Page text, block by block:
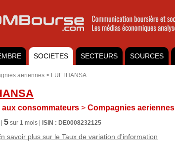
SOCIETES SECTEURS SOURCES
aeriennes > LUFTHANSA
aux consommateurs > Compagnies aeriennes
5 sur 1 mois |
ISIN : DE0008232125
savoir plus sur le Taux de variation d'information